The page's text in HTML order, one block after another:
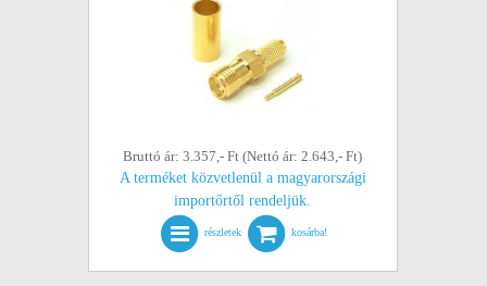
Bruttó ár: 3.357,- Ft (Nettó ár: 2.643,- Ft)
A terméket közvetlenül a magyarországi
importőrtől rendeljük.
részletek kosárba!